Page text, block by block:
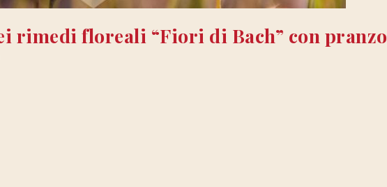
rimedi floreali “Fiori di Bach” con pranzo